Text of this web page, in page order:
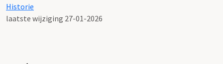
Historie
laatste wijziging 27-01-2026